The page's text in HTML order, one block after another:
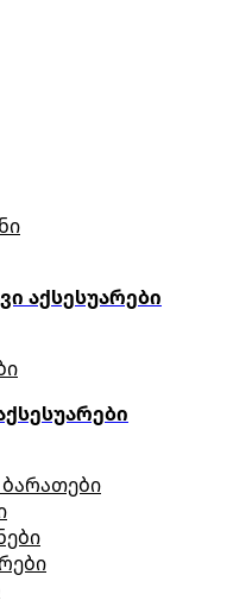
აქსესუარები